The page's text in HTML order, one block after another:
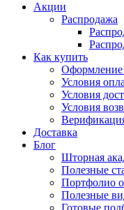
Акции
Распродажа
Как купить
Оформление
Условия
Условия
Условия
Доставка
Блог
Шторная
Полезные
Портфолио
Полезные
Готовые